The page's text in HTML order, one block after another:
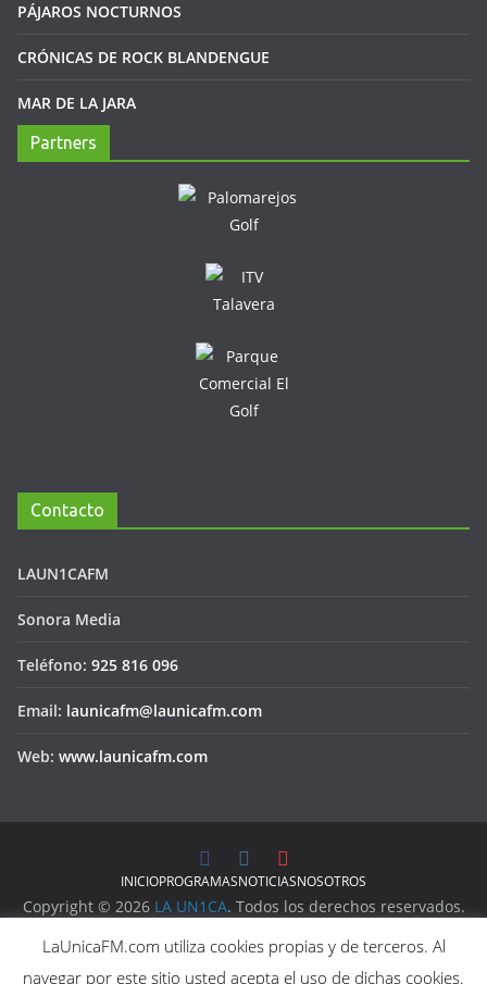
PÁJAROS NOCTURNOS
CRÓNICAS DE ROCK BLANDENGUE
MAR DE LA JARA
Partners
Contacto
LAUN1CAFM
Sonora Media
Teléfono: 925 816 096
Email: launicafm@launicafm.com
Web: www.launicafm.com
INICIOPROGRAMASNOTICIASNOSOTROS
Copyright © 2026 LA UN1CA. Todos los derechos reservados.
Política de Privacidad
LaUnicaFM.com utiliza cookies propias y de terceros. Al
navegar por este sitio usted acepta el uso de dichas cookies.